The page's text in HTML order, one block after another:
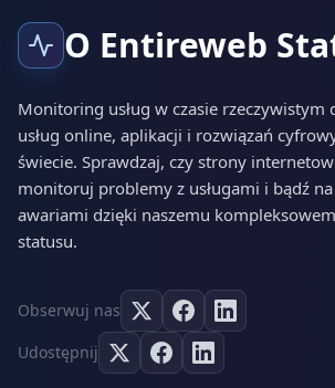
O Entireweb
Monitoring usług w czasie rzeczywistym
usług online, aplikacji i rozwiązań
świecie. Sprawdzaj, czy strony
monitoruj problemy z usługami i bądź
awariami dzięki naszemu
statusu.
Obserwuj nas
Udostępnij